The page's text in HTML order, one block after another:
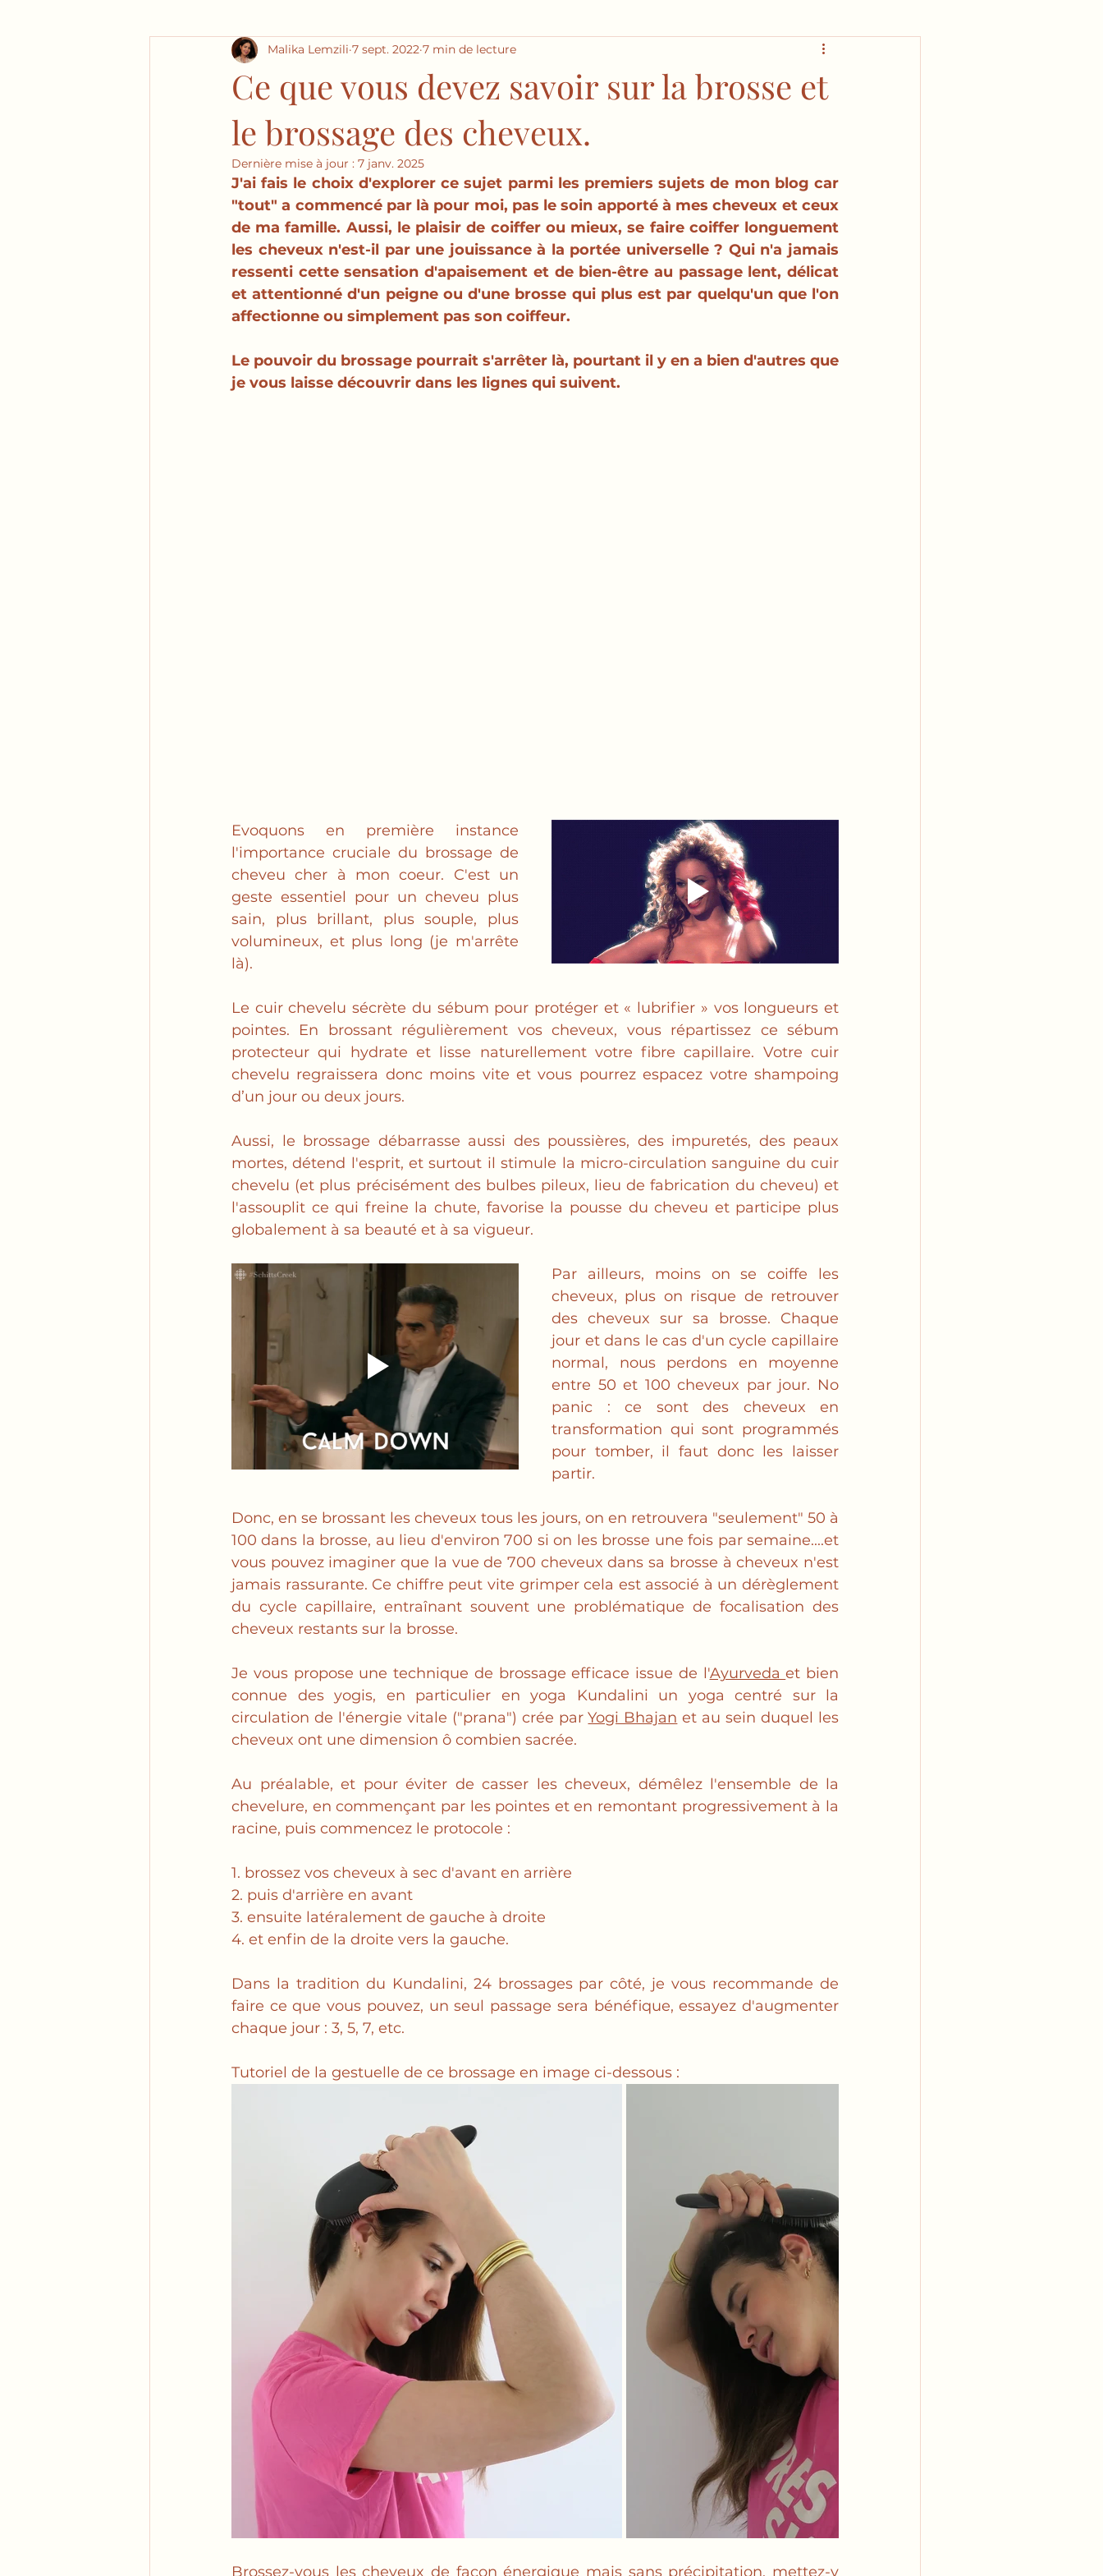
Ce que vous devez savoir sur la brosse et
le brossage des cheveux.
Malika Lemzili 7 sept. 2022 7 min de lecture
Dernière mise à jour : 7 janv. 2025
J'ai fais le choix d'explorer ce sujet parmi les premiers sujets de mon blog car
"tout" a commencé par là pour moi, pas le soin apporté à mes cheveux et ceux
de ma famille. Aussi, le plaisir de coiffer ou mieux, se faire coiffer longuement
les cheveux n'est-il par une jouissance à la portée universelle ? Qui n'a jamais
ressenti cette sensation d'apaisement et de bien-être au passage lent, délicat
et attentionné d'un peigne ou d'une brosse qui plus est par quelqu'un que l'on
affectionne ou simplement pas son coiffeur.
Le pouvoir du brossage pourrait s'arrêter là, pourtant il y en a bien d'autres que
je vous laisse découvrir dans les lignes qui suivent.
Evoquons en première instance
l'importance cruciale du brossage de
cheveu cher à mon coeur. C'est un
geste essentiel pour un cheveu plus
sain, plus brillant, plus souple, plus
volumineux, et plus long (je m'arrête
là).
Le cuir chevelu sécrète du sébum pour protéger et « lubrifier » vos longueurs et
pointes. En brossant régulièrement vos cheveux, vous répartissez ce sébum
protecteur qui hydrate et lisse naturellement votre fibre capillaire. Votre cuir
chevelu regraissera donc moins vite et vous pourrez espacez votre shampoing
d’un jour ou deux jours.
Aussi, le brossage débarrasse aussi des poussières, des impuretés, des peaux
mortes, détend l'esprit, et surtout il stimule la micro-circulation sanguine du cuir
chevelu (et plus précisément des bulbes pileux, lieu de fabrication du cheveu) et
l'assouplit ce qui freine la chute, favorise la pousse du cheveu et participe plus
globalement à sa beauté et à sa vigueur.
Par ailleurs, moins on se coiffe les
cheveux, plus on risque de retrouver
des cheveux sur sa brosse. Chaque
jour et dans le cas d'un cycle capillaire
normal, nous perdons en moyenne
entre 50 et 100 cheveux par jour. No
panic : ce sont des cheveux en
transformation qui sont programmés
pour tomber, il faut donc les laisser
partir.
Donc, en se brossant les cheveux tous les jours, on en retrouvera "seulement" 50 à
100 dans la brosse, au lieu d'environ 700 si on les brosse une fois par semaine....et
vous pouvez imaginer que la vue de 700 cheveux dans sa brosse à cheveux n'est
jamais rassurante. Ce chiffre peut vite grimper cela est associé à un dérèglement
du cycle capillaire, entraînant souvent une problématique de focalisation des
cheveux restants sur la brosse.
Je vous propose une technique de brossage efficace issue de l'Ayurveda et bien
connue des yogis, en particulier en yoga Kundalini un yoga centré sur la
circulation de l'énergie vitale ("prana") crée par Yogi Bhajan et au sein duquel les
cheveux ont une dimension ô combien sacrée.
Au préalable, et pour éviter de casser les cheveux, démêlez l'ensemble de la
chevelure, en commençant par les pointes et en remontant progressivement à la
racine, puis commencez le protocole :
1. brossez vos cheveux à sec d'avant en arrière
2. puis d'arrière en avant
3. ensuite latéralement de gauche à droite
4. et enfin de la droite vers la gauche.
Dans la tradition du Kundalini, 24 brossages par côté, je vous recommande de
faire ce que vous pouvez, un seul passage sera bénéfique, essayez d'augmenter
chaque jour : 3, 5, 7, etc.
Tutoriel de la gestuelle de ce brossage en image ci-dessous :
Brossez-vous les cheveux de façon énergique mais sans précipitation, mettez-y